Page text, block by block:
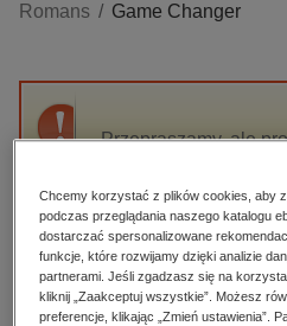
Zobacz wszystkie E-prasa
budownictwo, aranżacja
darmowe wydania
edukacja
hobby, sport, rozrywka
komputery, internet,
Romans
Game Changer
Przepraszamy, ale
High-contrast mode
Polecane
Chcemy korzystać z plików cookies, aby
podczas przeglądania naszego katalogu
dostarczać spersonalizowane
funkcje, które rozwijamy dzięki analizie
partnerami. Jeśli zgadzasz się na
kliknij „Zaakceptuj wszystkie”. Możesz
preferencje, klikając „Zmień ustawienia”.